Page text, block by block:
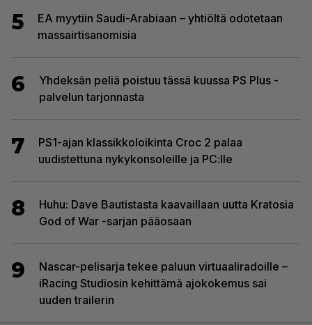
5
EA myytiin Saudi-Arabiaan – yhtiöltä odotetaan
massairtisanomisia
6
Yhdeksän peliä poistuu tässä kuussa PS Plus -
palvelun tarjonnasta
7
PS1-ajan klassikkoloikinta Croc 2 palaa
uudistettuna nykykonsoleille ja PC:lle
8
Huhu: Dave Bautistasta kaavaillaan uutta Kratosia
God of War -sarjan pääosaan
9
Nascar-pelisarja tekee paluun virtuaaliradoille –
iRacing Studiosin kehittämä ajokokemus sai
uuden trailerin